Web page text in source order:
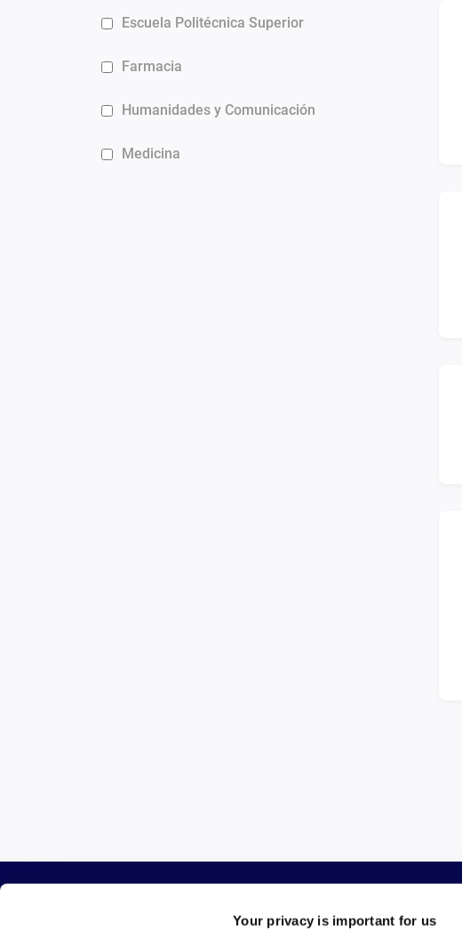
Your privacy is important for us
Escuela Politécnica Superior
Farmacia
Humanidades y Comunicación
Medicina